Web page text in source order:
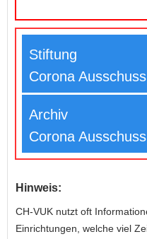
Stiftung
Corona Ausschuss
Archiv
Corona Ausschuss
Hinweis:
CH-VUK nutzt oft
Einrichtungen, welche viel